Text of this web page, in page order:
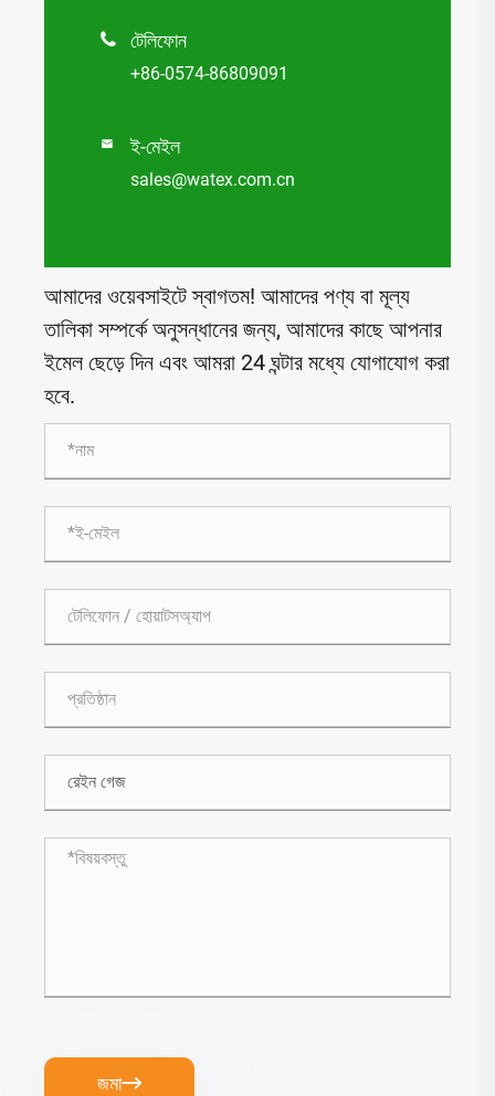
 টেলিফোন
+86-0574-86809091
 ই-মেইল
sales@watex.com.cn
আমাদের ওয়েবসাইটে স্বাগতম! আমাদের পণ্য বা মূল্য
তালিকা সম্পর্কে অনুসন্ধানের জন্য, আমাদের কাছে আপনার
ইমেল ছেড়ে দিন এবং আমরা 24 ঘন্টার মধ্যে যোগাযোগ করা
হবে.
জমা